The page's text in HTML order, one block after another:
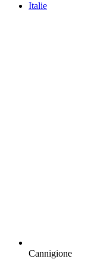
Italie
Cannigione